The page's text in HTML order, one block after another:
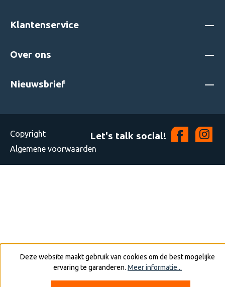
Klantenservice
Over ons
Nieuwsbrief
Copyright Let's talk social!
Algemene voorwaarden
Deze website maakt gebruik van cookies om de best mogelijke
ervaring te garanderen. Meer informatie...